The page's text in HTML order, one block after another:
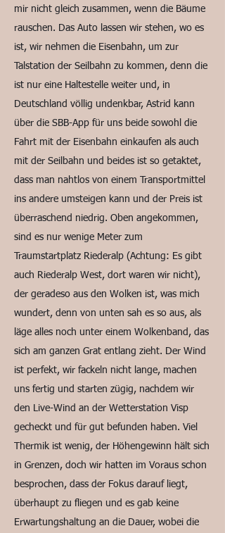
mir nicht gleich zusammen, wenn die Bäume
rauschen. Das Auto lassen wir stehen, wo es
ist, wir nehmen die Eisenbahn, um zur
Talstation der Seilbahn zu kommen, denn die
ist nur eine Haltestelle weiter und, in
Deutschland völlig undenkbar, Astrid kann
über die SBB-App für uns beide sowohl die
Fahrt mit der Eisenbahn einkaufen als auch
mit der Seilbahn und beides ist so getaktet,
dass man nahtlos von einem Transportmittel
ins andere umsteigen kann und der Preis ist
überraschend niedrig. Oben angekommen,
sind es nur wenige Meter zum
Traumstartplatz Riederalp (Achtung: Es gibt
auch Riederalp West, dort waren wir nicht),
der geradeso aus den Wolken ist, was mich
wundert, denn von unten sah es so aus, als
läge alles noch unter einem Wolkenband, das
sich am ganzen Grat entlang zieht. Der Wind
ist perfekt, wir fackeln nicht lange, machen
uns fertig und starten zügig, nachdem wir
den Live-Wind an der Wetterstation Visp
gecheckt und für gut befunden haben. Viel
Thermik ist wenig, der Höhengewinn hält sich
in Grenzen, doch wir hatten im Voraus schon
besprochen, dass der Fokus darauf liegt,
überhaupt zu fliegen und es gab keine
Erwartungshaltung an die Dauer, wobei die